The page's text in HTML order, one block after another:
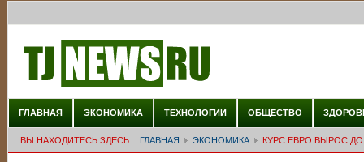
ГЛАВНАЯ ЭКОНОМИКА ТЕХНОЛОГИИ ОБЩЕСТВО
ВЫ НАХОДИТЕСЬ ЗДЕСЬ: ГЛАВНАЯ ЭКОНОМИКА КУРС ЕВРО ВЫРОС